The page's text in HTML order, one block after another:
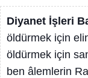
Diyanet İşleri
öldürmek için
öldürmek için
ben âlemlerin